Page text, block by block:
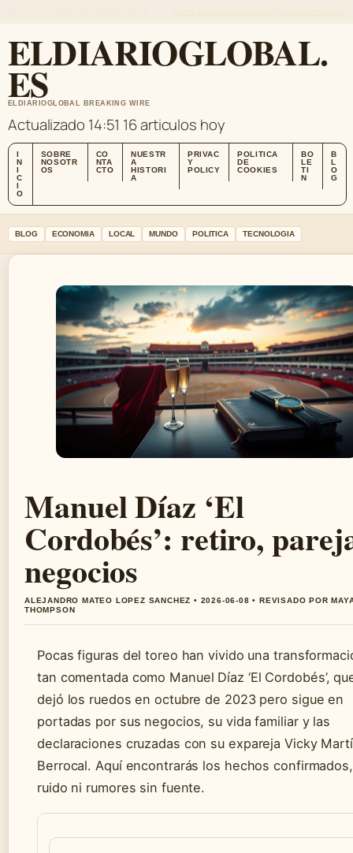
ELDIARIOGLOBAL.
ES
ELDIARIOGLOBAL BREAKING WIRE
Actualizado 14:51 16 articulos hoy
I
N
I
C
I
O
SOBRE
NOSOTR
OS
CO
NTA
CTO
NUESTR
A
HISTORI
A
PRIVAC
Y
POLICY
POLITICA
DE
COOKIES
BO
LE
TI
N
B
L
O
G
BLOG ECONOMIA LOCAL MUNDO POLITICA TECNOLOGIA
Manuel Díaz ‘El
Cordobés’: retiro,
negocios
ALEJANDRO MATEO LOPEZ SANCHEZ • 2026-06-08 • REVISADO POR
THOMPSON
Pocas figuras del toreo han vivido una
tan comentada como Manuel Díaz ‘El Cordobés’,
dejó los ruedos en octubre de 2023 pero sigue en
portadas por sus negocios, su vida familiar y las
declaraciones cruzadas con su expareja Vicky
Berrocal. Aquí encontrarás los hechos
ruido ni rumores sin fuente.